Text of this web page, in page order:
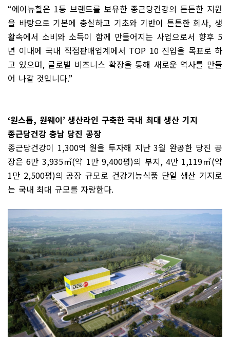
“에이뉴힐은 1등 브랜드를 보유한 종근당건강의 든든한 지원
을 바탕으로 기본에 충실하고 기초와 기반이 튼튼한 회사, 생
활속에서 소비와 소득이 함께 만들어지는 사업으로서 향후 5
년 이내에 국내 직접판매업계에서 TOP 10 진입을 목표로 하
고 있으며,글로벌 비즈니스 확장을 통해 새로운 역사를 만들
어 나갈 것입니다.”
‘원스톱, 원웨이’ 생산라인 구축한 국내 최대 생산 기지
종근당건강 충남 당진 공장
종근당건강이 1,300억 원을 투자해 지난3월 완공한 당진 공
장은6만 3,935㎡(약 1만9,400평)의 부지, 4만 1,119㎡(약
1만 2,500평)의 공장 규모로 건강기능식품 단일 생산 기지로
는 국내 최대 규모를 자랑한다.